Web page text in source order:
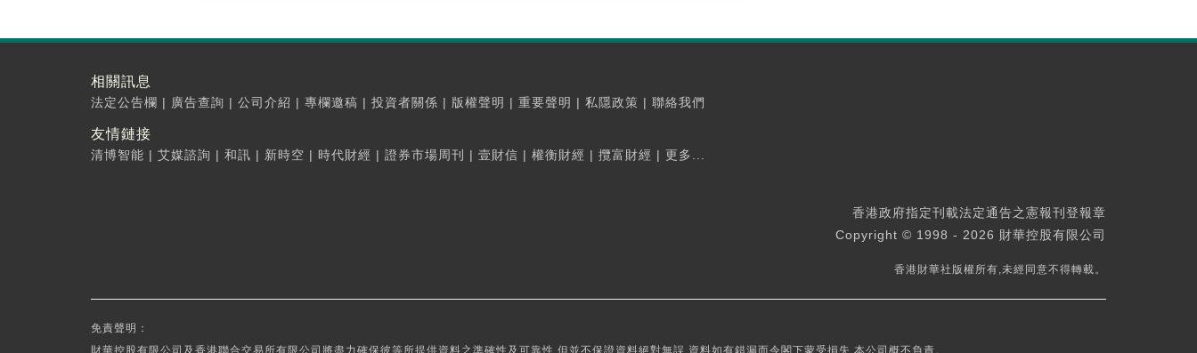
相關訊息
法定公告欄 | 廣告查詢 | 公司介紹 | 專欄邀稿 | 投資者關係 | 版權聲明 | 重要聲明 | 私隱政策 | 聯絡我們
友情鏈接
清博智能 | 艾媒諮詢 | 和訊 | 新時空 | 時代財經 | 證券市場周刊 | 壹財信 | 權衡財經 | 攬富財經 | 更多...
香港政府指定刊載法定通告之憲報刊登報章
Copyright © 1998 - 2026 財華控股有限公司
香港財華社版權所有,未經同意不得轉載。
免責聲明：